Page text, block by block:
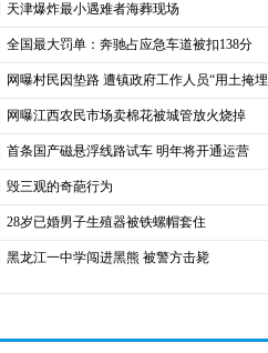
天津爆炸最小遇难者海葬现场
全国最大罚单：奔驰占应急车道被扣138分
网曝村民因垫路 遭镇政府工作人员“用土掩埋”
网曝江西农民市场卖棉花被城管放火烧掉
首条国产磁悬浮线路试车 明年将开通运营
毁三观的奇葩行为
28岁已婚男子生殖器被铁螺帽套住
黑龙江一中学闯进黑熊 被警方击毙